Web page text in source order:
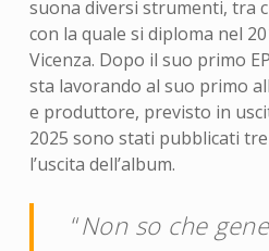
suona diversi strumenti, tra
con la quale si diploma nel
Vicenza. Dopo il suo primo
sta lavorando al suo primo
e produttore, previsto in
2025 sono stati pubblicati
l’uscita dell’album.
“Non so che